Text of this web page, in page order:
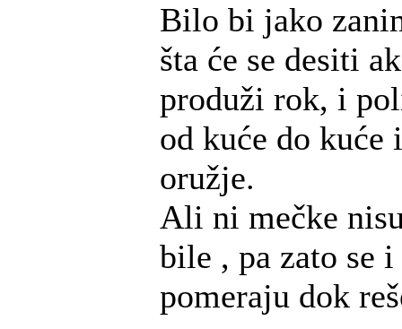
Bilo bi jako
šta će se desiti
produži rok, i
od kuće do kuće
oružje.
Ali ni mečke
bile , pa zato se
pomeraju dok